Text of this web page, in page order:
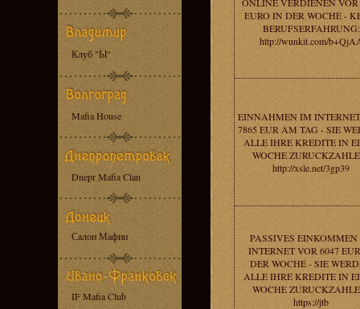
Клуб "Ы"
Mafia House
Dnepr Mafia Clan
Салон Мафии
IF Mafia Club
EURO IN DER WOCHE -
BERUFSERFAHRUNG:
http://wunkit.com/
EINNAHMEN IM
7865 EUR AM TAG - SIE
ALLE IHRE KREDITE IN
WOCHE
http://xsle.net/3gp39
PASSIVES
INTERNET VOR 6047
DER WOCHE - SIE
ALLE IHRE KREDITE IN
WOCHE
https://jtb